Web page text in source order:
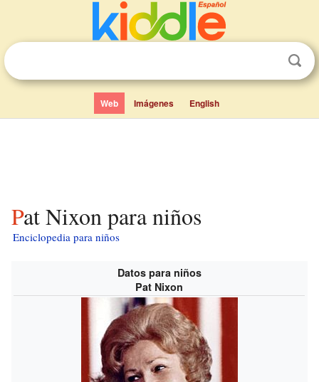
Web Imágenes English
Pat Nixon para niños
Enciclopedia para niños
Datos para niños
Pat Nixon